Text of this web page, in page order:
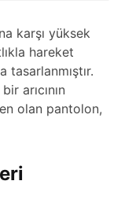
karşı yüksek
hareket
arıcının
olan pantolon,